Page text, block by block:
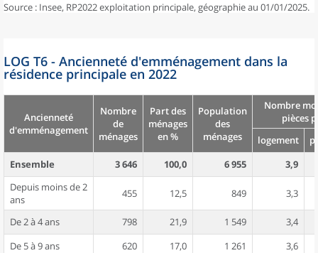
Source : Insee, RP2022 exploitation principale, géographie au 01/01/2025.
LOG T6 - Ancienneté d'emménagement dans la
résidence principale en 2022
Ancienneté
d'emménagement
Nombre
de
ménages
Part des
ménages
en %
Population
des
ménages
Nombre
pièces
logement
Ensemble
3 646 100,0 6 955
3,9
Depuis moins de 2
ans
455 12,5 849 3,3
De 2 à 4 ans 798 21,9 1 549
3,4
De 5 à 9 ans
620 17,0 1 261
3,6